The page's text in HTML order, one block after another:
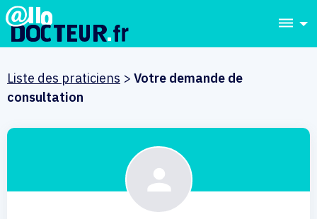
dehaze
Liste des praticiens > Votre demande de
consultation